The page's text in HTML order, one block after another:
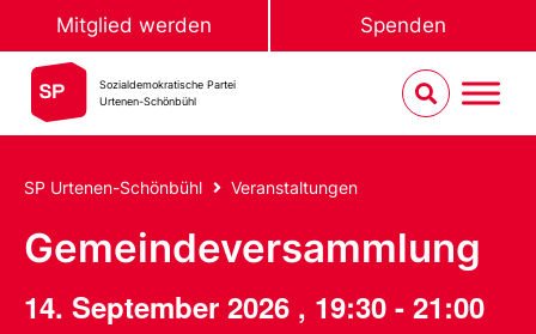
Mitglied werden Spenden
Sozialdemokratische Partei
Urtenen-Schönbühl
SP Urtenen-Schönbühl Veranstaltungen
Gemeindeversammlung
14. September 2026 , 19:30 - 21:00